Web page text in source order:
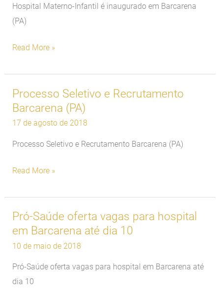
Hospital Materno-Infantil é inaugurado em Barcarena
(PA)
Read More »
Processo Seletivo e Recrutamento
Barcarena (PA)
17 de agosto de 2018
Processo Seletivo e Recrutamento Barcarena (PA)
Processo
Seletivo
e
(PA)
Read More »
Pró-Saúde oferta vagas para hospital
em Barcarena até dia 10
10 de maio de 2018
Pró-Saúde oferta vagas para hospital em Barcarena até
dia 10
Pró-
Saúde
oferta